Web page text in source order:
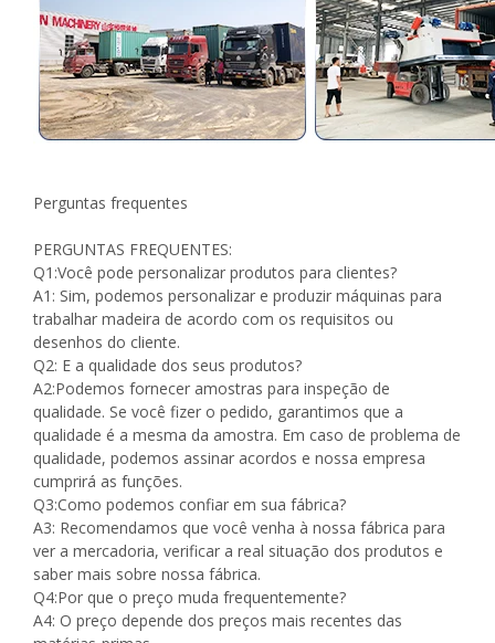
Perguntas frequentes
PERGUNTAS FREQUENTES:
Q1:Você pode personalizar produtos para clientes?
A1: Sim, podemos personalizar e produzir máquinas para
trabalhar madeira de acordo com os requisitos ou
desenhos do cliente.
Q2: E a qualidade dos seus produtos?
A2:Podemos fornecer amostras para inspeção de
qualidade. Se você fizer o pedido, garantimos que a
qualidade é a mesma da amostra. Em caso de problema de
qualidade, podemos assinar acordos e nossa empresa
cumprirá as funções.
Q3:Como podemos confiar em sua fábrica?
A3: Recomendamos que você venha à nossa fábrica para
ver a mercadoria, verificar a real situação dos produtos e
saber mais sobre nossa fábrica.
Q4:Por que o preço muda frequentemente?
A4: O preço depende dos preços mais recentes das